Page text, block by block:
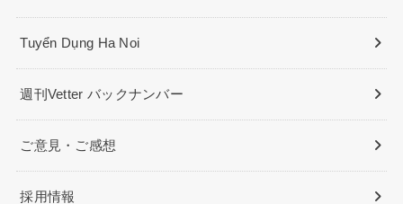
Tuyển Dụng Ha Noi
週刊Vetter バックナンバー
ご意見・ご感想
採用情報